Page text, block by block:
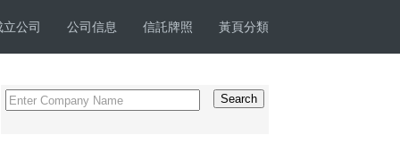
立公司 公司信息 信託牌照 黃頁分類